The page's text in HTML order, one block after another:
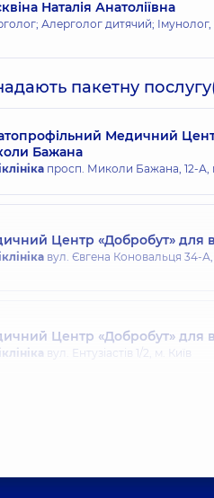
Наталія Анатоліївна
Алерголог дитячий; Імунолог,
пакетну
Медичний
Бажана
просп. Миколи Бажана, 12-А,
Центр «Добробут» для
вул. Євгена Коновальця 34-А,
Центр «Добробут» для
вул. Ентузіастів 1/2, м. Київ